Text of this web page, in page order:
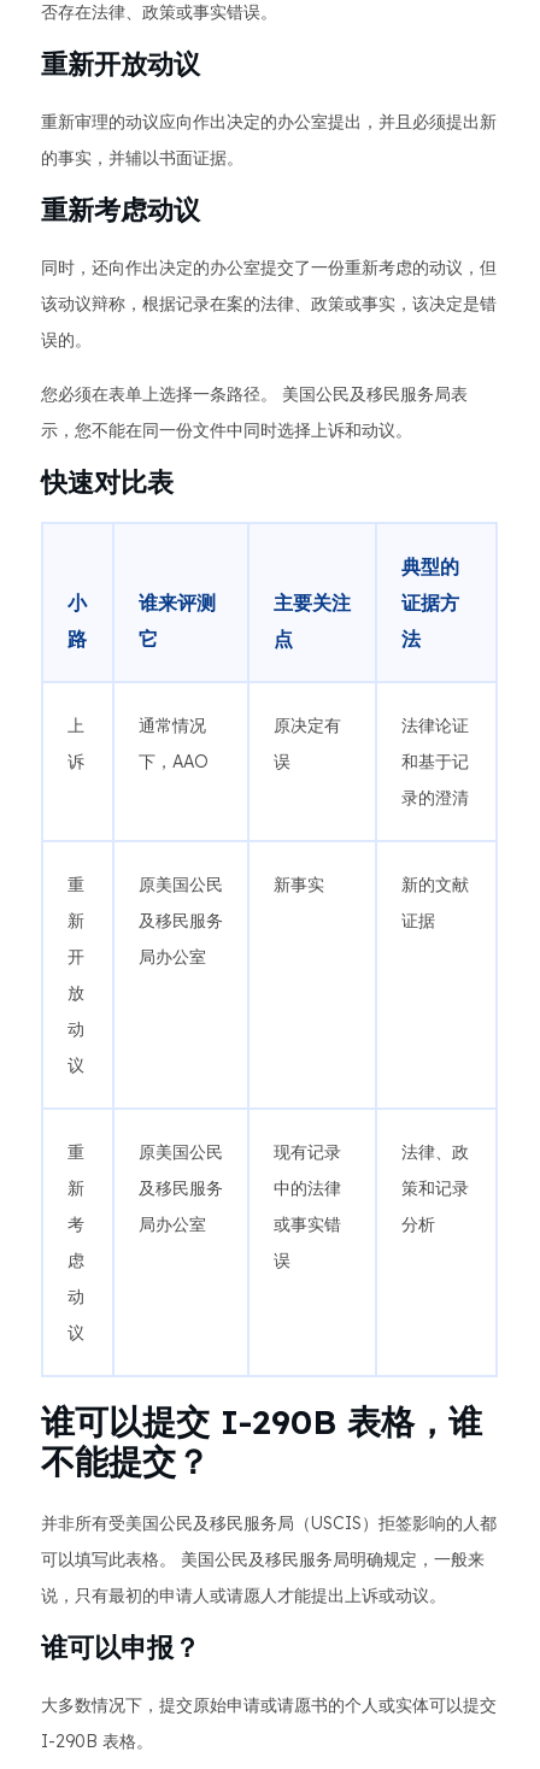
否存在法律、政策或事实错误。
重新开放动议
重新审理的动议应向作出决定的办公室提出，并且必须提出新
的事实，并辅以书面证据。
重新考虑动议
同时，还向作出决定的办公室提交了一份重新考虑的动议，但
该动议辩称，根据记录在案的法律、政策或事实，该决定是错
误的。
您必须在表单上选择一条路径。 美国公民及移民服务局表
示，您不能在同一份文件中同时选择上诉和动议。
快速对比表
小
路
谁来评测
它
主要关注
点
典型的
证据方
法
上
诉
通常情况
下，AAO
原决定有
误
法律论证
和基于记
录的澄清
重
新
开
放
动
议
原美国公民
及移民服务
局办公室
新事实
新的文献
证据
重
新
考
虑
动
议
原美国公民
及移民服务
局办公室
现有记录
中的法律
或事实错
误
法律、政
策和记录
分析
谁可以提交 I-290B 表格，谁
不能提交？
并非所有受美国公民及移民服务局（USCIS）拒签影响的人都
可以填写此表格。 美国公民及移民服务局明确规定，一般来
说，只有最初的申请人或请愿人才能提出上诉或动议。
谁可以申报？
大多数情况下，提交原始申请或请愿书的个人或实体可以提交
I-290B 表格。